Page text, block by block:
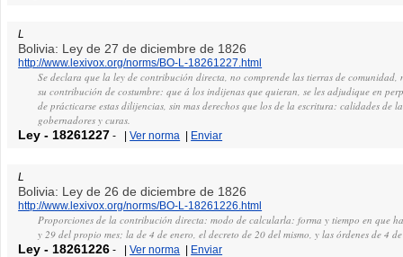
L
Bolivia: Ley de 27 de diciembre de 1826
http://www.lexivox.org/norms/BO-L-18261227.html
Se declara que la ley de contribución directa, no comprende las tierras de
su contribución de costumbre: que á los indijenas que quieran, se les adjudique en
de prácticarse estas dilijencias, sin mas derechos que los de la escritura: calidades de
gobernadores y curas.
Ley - 18261227 - |Ver norma | Enviar
L
Bolivia: Ley de 26 de diciembre de 1826
http://www.lexivox.org/norms/BO-L-18261226.html
Proporciones de la contribución directa: modo de calcularla: forma y tiempo en que
y 29 del propio mes; la de 4 de enero, el decreto de 20 del mismo, y las órdenes de 4
Ley - 18261226 - |Ver norma | Enviar